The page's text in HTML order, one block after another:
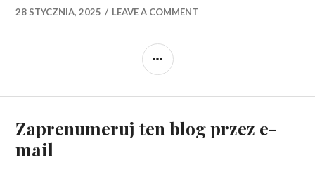
28 STYCZNIA, 2025 LEAVE A COMMENT
SIDEBAR
Zaprenumeruj ten blog przez e-
mail